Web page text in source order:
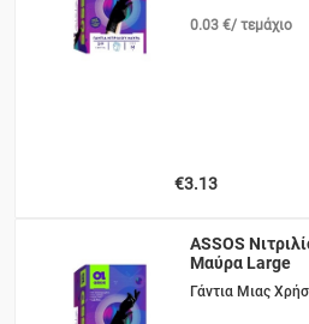
0.03 €/ τεμάχιο
€3.13
ASSOS
Μαύρα Large
Γάντια Μιας